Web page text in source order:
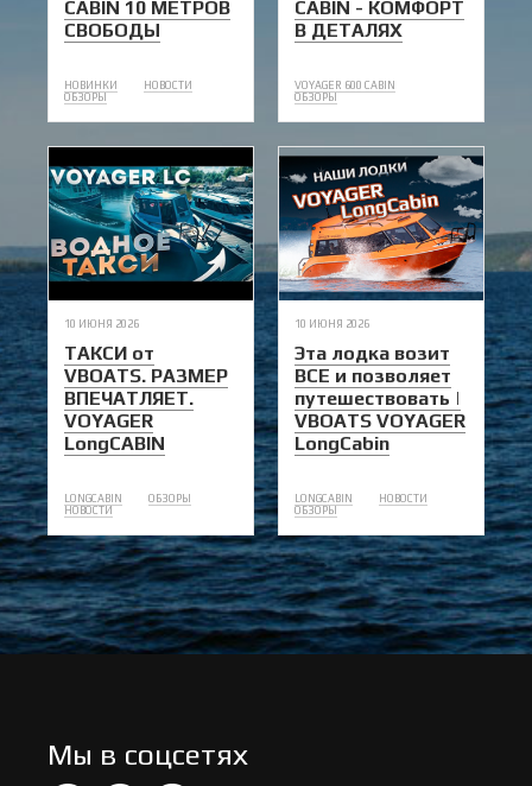
CABIN 10 МЕТРОВ
СВОБОДЫ
НОВИНКИ
НОВОСТИ
ОБЗОРЫ
CABIN - КОМФОРТ
В ДЕТАЛЯХ
VOYAGER 600 CABIN
ОБЗОРЫ
10 ИЮНЯ 2026
ТАКСИ от
VBOATS. РАЗМЕР
ВПЕЧАТЛЯЕТ.
VOYAGER
LongCABIN
LONGCABIN
ОБЗОРЫ
НОВОСТИ
10 ИЮНЯ 2026
Эта лодка возит
ВСЕ и позволяет
путешествовать |
VBOATS VOYAGER
LongCabin
LONGCABIN
НОВОСТИ
ОБЗОРЫ
Мы в соцсетях